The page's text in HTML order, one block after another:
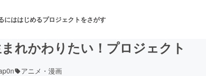
にははじめるプロジェクトをさがす
れかわりたい！プロジェクト
アニメ・漫画